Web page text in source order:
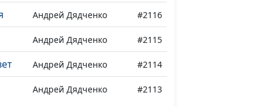
Андрей Дядченко #2116
Андрей Дядченко #2115
Андрей Дядченко #2114
Андрей Дядченко #2113